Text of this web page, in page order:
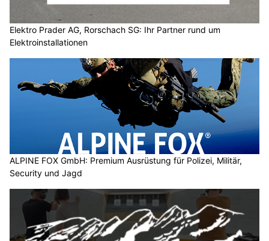
Elektro Prader AG, Rorschach SG: Ihr Partner rund um
Elektroinstallationen
ALPINE FOX GmbH: Premium Ausrüstung für Polizei, Militär,
Security und Jagd